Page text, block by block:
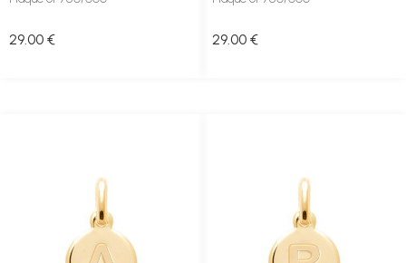
29.00 € 29.00 €